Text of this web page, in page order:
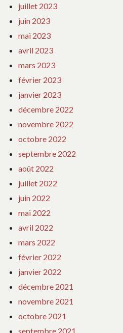
juillet 2023
juin 2023
mai 2023
avril 2023
mars 2023
février 2023
janvier 2023
décembre 2022
novembre 2022
octobre 2022
septembre 2022
août 2022
juillet 2022
juin 2022
mai 2022
avril 2022
mars 2022
février 2022
janvier 2022
décembre 2021
novembre 2021
octobre 2021
septembre 2021